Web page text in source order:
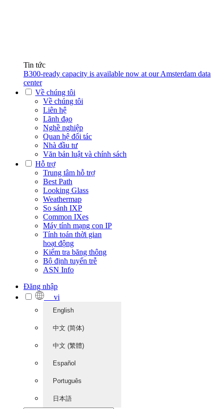
Tin tức
B300-ready capacity is available now at our Amsterdam data
center
Về chúng tôi
Về chúng tôi
Liên hệ
Lãnh đạo
Nghề nghiệp
Quan hệ đối tác
Nhà đầu tư
Văn bản luật và chính sách
Hỗ trợ
Trung tâm hỗ trợ
Best Path
Looking Glass
Weathermap
So sánh IXP
Common IXes
Máy tính mạng con IP
Tính toán thời gian
hoạt động
Kiểm tra băng thông
Bộ định tuyến trễ
ASN Info
Đăng nhập
vi
English
中文 (简体)
中文 (繁體)
Español
Português
日本語